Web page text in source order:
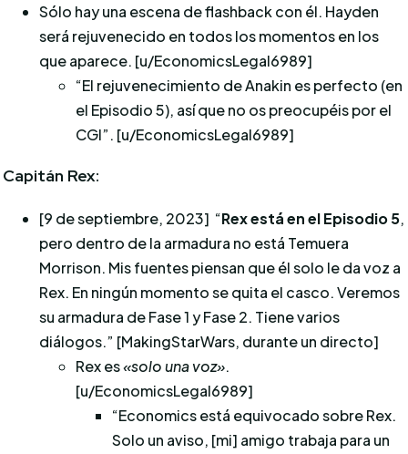
Sólo hay una escena de flashback con él. Hayden
será rejuvenecido en todos los momentos en los
que aparece. [u/EconomicsLegal6989]
“El rejuvenecimiento de Anakin es perfecto (en
el Episodio 5), así que no os preocupéis por el
CGI”. [u/EconomicsLegal6989]
Capitán Rex:
[9 de septiembre, 2023] “Rex está en el Episodio 5,
pero dentro de la armadura no está Temuera
Morrison. Mis fuentes piensan que él solo le da voz a
Rex. En ningún momento se quita el casco. Veremos
su armadura de Fase 1 y Fase 2. Tiene varios
diálogos.” [MakingStarWars, durante un directo]
Rex es«solo una voz».
[u/EconomicsLegal6989]
“Economics está equivocado sobre Rex.
Solo un aviso, [mi] amigo trabaja para un